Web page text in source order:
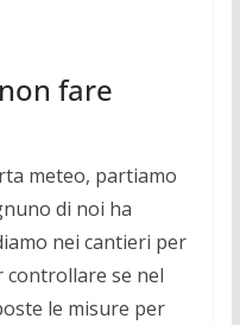
fare
meteo, partiamo
di noi ha
nei cantieri per
se nel
le misure per